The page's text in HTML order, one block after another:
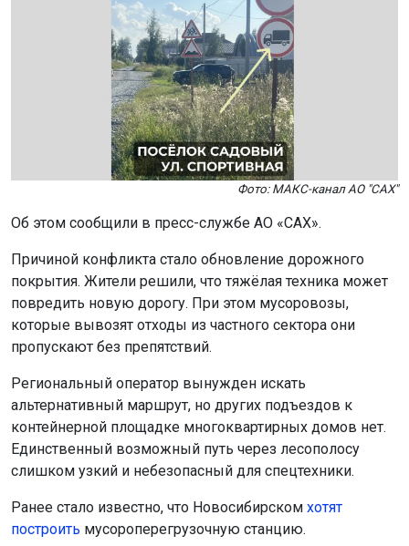
Фото: МАКС-канал АО "САХ"
Об этом сообщили в пресс-службе АО «САХ».
Причиной конфликта стало обновление дорожного
покрытия. Жители решили, что тяжёлая техника может
повредить новую дорогу. При этом мусоровозы,
которые вывозят отходы из частного сектора они
пропускают без препятствий.
Региональный оператор вынужден искать
альтернативный маршрут, но других подъездов к
контейнерной площадке многоквартирных домов нет.
Единственный возможный путь через лесополосу
слишком узкий и небезопасный для спецтехники.
Ранее стало известно, что Новосибирском хотят
построить мусороперегрузочную станцию.